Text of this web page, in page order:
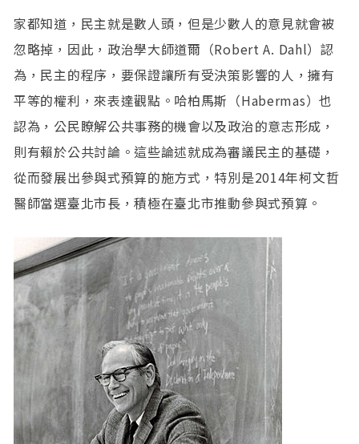
得到在地溫暖的關懷，加上公民社會政策、工具應用
家都知道，民主就是數人頭，但是少數人的意見就會被
忽略掉，因此，政治學大師道爾（Robert A. Dahl）認
為，民主的程序，要保證讓所有受決策影響的人，擁有
平等的權利，來表達觀點。哈柏馬斯（Habermas）也
認為，公民瞭解公共事務的機會以及政治的意志形成，
則有賴於公共討論。這些論述就成為審議民主的基礎，
從而發展出參與式預算的施方式，特別是2014年柯文哲
醫師當選臺北市長，積極在臺北市推動參與式預算。